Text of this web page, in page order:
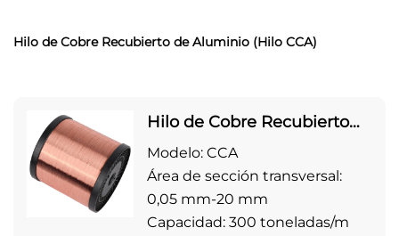
Hilo de Cobre Recubierto de Aluminio (Hilo CCA)
Hilo de Cobre Recubierto
de Aluminio (Hilo CCA)
Modelo: CCA
Área de sección transversal:
0,05 mm-20 mm
Capacidad: 300 toneladas/m